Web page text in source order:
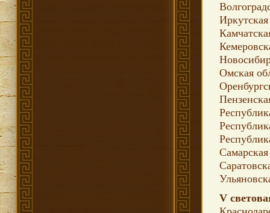
Иркутская
Омская
Самарская
V